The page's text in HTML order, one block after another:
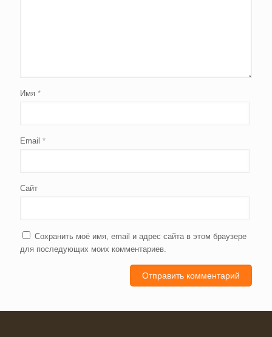
Имя *
Email *
Сайт
Сохранить моё имя, email и адрес сайта в этом браузере
для последующих моих комментариев.